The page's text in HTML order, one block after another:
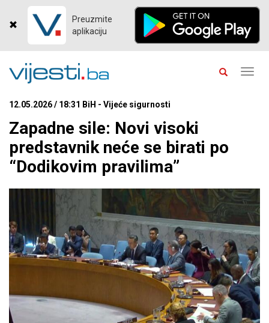
Preuzmite
aplikaciju
12.05.2026 / 18:31 BiH - Vijeće sigurnosti
Zapadne sile: Novi visoki
predstavnik neće se birati po
“Dodikovim pravilima”